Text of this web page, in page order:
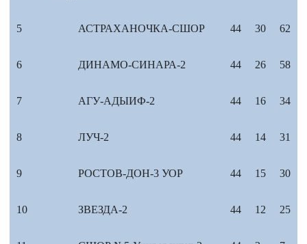
5 АСТРАХАНОЧКА-СШОР 44 30 62
6 ДИНАМО-СИНАРА-2 44 26 58
7 АГУ-АДЫИФ-2 44 16 34
8 ЛУЧ-2 44 14 31
9 РОСТОВ-ДОН-3 УОР 44 15 30
10 ЗВЕЗДА-2 44 12 25